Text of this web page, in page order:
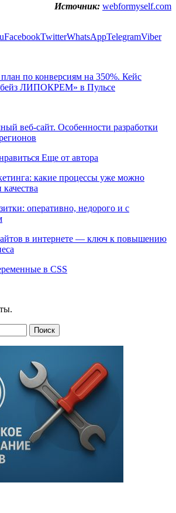
Источник: webformyself.com
FacebookTwitterWhatsAppTelegramViber
по конверсиям на 350%. Кейс
ЛИПОКРЕМ» в Пульсе
веб-сайт. Особенности разработки
Еще от автора
какие процессы уже можно
оперативно, недорого и с
в интернете — ключ к повышению
в CSS